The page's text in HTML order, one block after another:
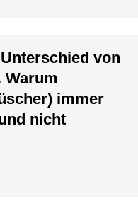
von
Warum
immer
nicht